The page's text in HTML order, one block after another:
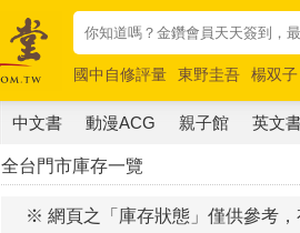
國中自修評量 東野圭吾 楊双子
唯紅花綻放
奧德賽 路邊攤新作
中文書 動漫ACG 親子館 英文
全台門市庫存一覽
※ 網頁之「庫存狀態」僅供參考，